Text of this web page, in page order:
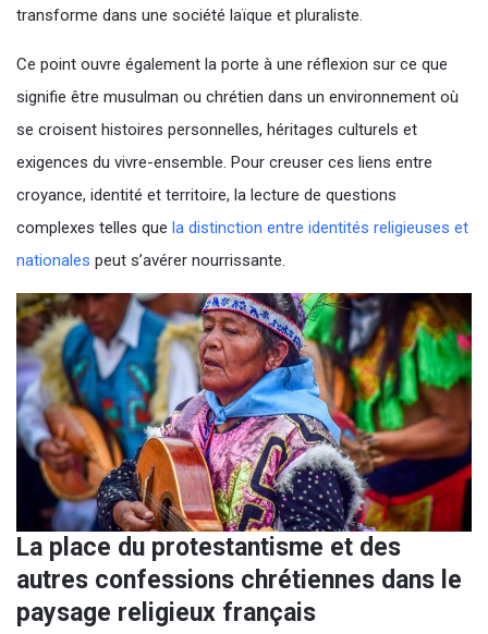
transforme dans une société laïque et pluraliste.
Ce point ouvre également la porte à une réflexion sur ce que
signifie être musulman ou chrétien dans un environnement où
se croisent histoires personnelles, héritages culturels et
exigences du vivre-ensemble. Pour creuser ces liens entre
croyance, identité et territoire, la lecture de questions
complexes telles que la distinction entre identités religieuses et
nationales peut s’avérer nourrissante.
La place du protestantisme et des
autres confessions chrétiennes dans le
paysage religieux français